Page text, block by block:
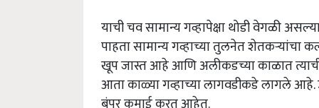
याची चव सामान्य गव्हापेक्षा थोडी वेगळी
पाहता सामान्य गव्हाच्या तुलनेत शेतकऱ्यांचा
खूप जास्त आहे आणि अलीकडच्या काळात
आता काळ्या गव्हाच्या लागवडीकडे लागले